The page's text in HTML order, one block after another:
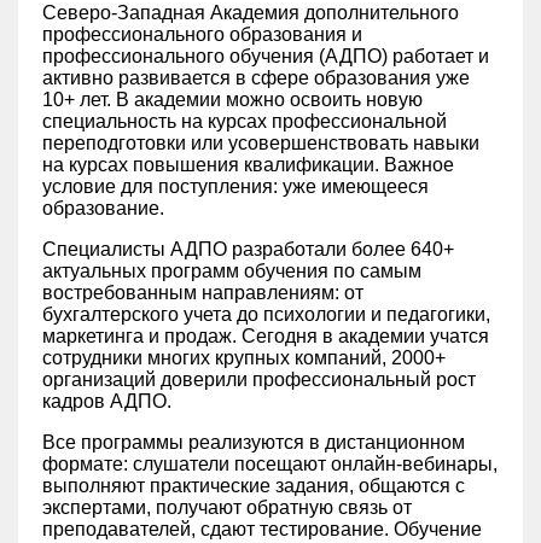
Северо-Западная Академия дополнительного
профессионального образования и
профессионального обучения (АДПО) работает и
активно развивается в сфере образования уже
10+ лет. В академии можно освоить новую
специальность на курсах профессиональной
переподготовки или усовершенствовать навыки
на курсах повышения квалификации. Важное
условие для поступления: уже имеющееся
образование.
Специалисты АДПО разработали более 640+
актуальных программ обучения по самым
востребованным направлениям: от
бухгалтерского учета до психологии и педагогики,
маркетинга и продаж. Сегодня в академии учатся
сотрудники многих крупных компаний, 2000+
организаций доверили профессиональный рост
кадров АДПО.
Все программы реализуются в дистанционном
формате: слушатели посещают онлайн-вебинары,
выполняют практические задания, общаются с
экспертами, получают обратную связь от
преподавателей, сдают тестирование. Обучение